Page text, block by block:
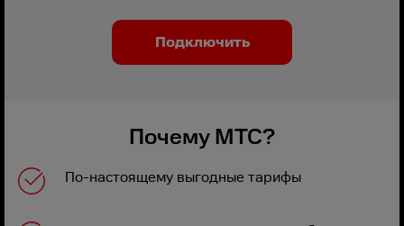
Подключить
Почему МТС?
По-настоящему выгодные тарифы